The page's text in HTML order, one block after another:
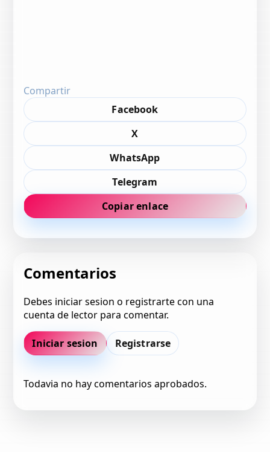
Compartir
Facebook
X
WhatsApp
Telegram
Copiar enlace
Comentarios
Debes iniciar sesion o registrarte con una
cuenta de lector para comentar.
Iniciar sesion Registrarse
Todavia no hay comentarios aprobados.